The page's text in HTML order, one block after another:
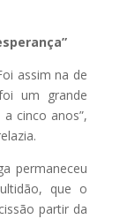
assim na de
um grande
cinco anos”,
permaneceu
que o
partir da